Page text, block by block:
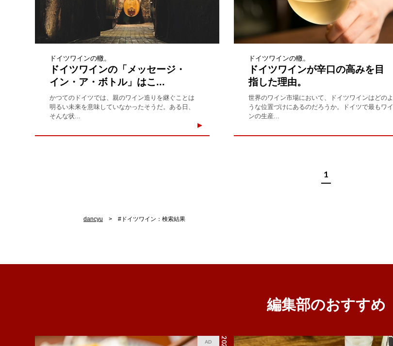
ドイツワインの轍。
ドイツワインの「メッセージ・
イン・ア・ボトル」はこ...
かつてのドイツでは、親のワイン造りを継ぐことは
明るい未来を意味していなかったそうだ。ある日、
そんな状...
ドイツワインの轍。
ドイツワインが辛口の高みを目
指した理由。
世界のワイン市場において、ドイツワインはどのよ
うな位置づけにあるのだろうか。ドイツで最もワイ
ンの生産...
1
dancyu #ドイツワイン：検索結果
編集部のおすすめ
AD